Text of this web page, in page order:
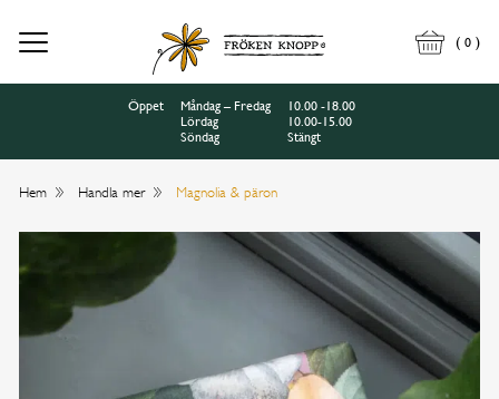
( 0 )
Öppet Måndag – Fredag
10.00 -18.00
Lördag
10.00-15.00
Söndag
Stängt
Hem Handla mer Magnolia & päron